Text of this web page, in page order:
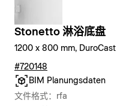
Stonetto 淋浴底盘
1200 x 800 mm,
#720148
BIM Planungsdaten
文件格式：rfa